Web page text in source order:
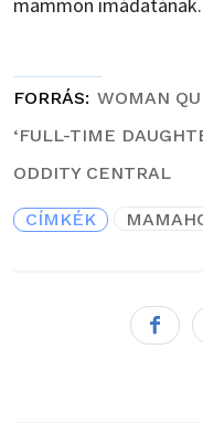
mammon imádatának.
FORRÁS
WOMAN
‘FULL-TIME
ODDITY CENTRAL
CÍMKÉK